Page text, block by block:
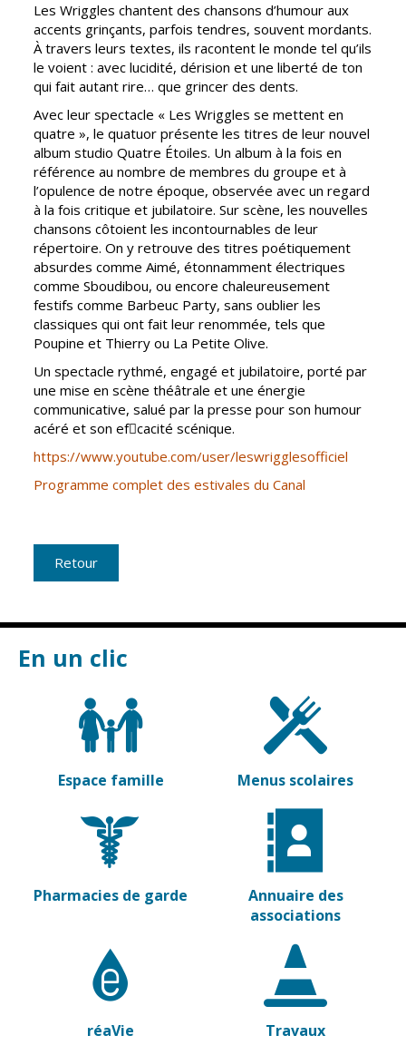
Fil de l'info
Point
information
jeunesse
Restauration
municipale
Santé et
solidarité
CCAS
Conseil
d'administration
Accueil de jour
L'EHPAD
Autonomie
seniors
Santé
Centre de
Contrat local
de santé
de soins
Pharmacies de
Culture et
Sport
Culture
Espace
Maurice
Rollinat
Théâtre Mac-
Nab / La
Décale
Conservatoire
Ateliers arts
vendredi
Sports
Piscine Charles
Équipements
sportifs
Associations
Annuaire des
associations
Démarches
des
associations
Les Wriggles chantent des chansons d’humour aux
accents grinçants, parfois tendres, souvent mordants.
À travers leurs textes, ils racontent le monde tel qu’ils
le voient : avec lucidité, dérision et une liberté de ton
qui fait autant rire… que grincer des dents.
Avec leur spectacle « Les Wriggles se mettent en
quatre », le quatuor présente les titres de leur nouvel
album studio Quatre Étoiles. Un album à la fois en
référence au nombre de membres du groupe et à
l’opulence de notre époque, observée avec un regard
à la fois critique et jubilatoire. Sur scène, les nouvelles
chansons côtoient les incontournables de leur
répertoire. On y retrouve des titres poétiquement
absurdes comme Aimé, étonnamment électriques
comme Sboudibou, ou encore chaleureusement
festifs comme Barbeuc Party, sans oublier les
classiques qui ont fait leur renommée, tels que
Poupine et Thierry ou La Petite Olive.
Un spectacle rythmé, engagé et jubilatoire, porté par
une mise en scène théâtrale et une énergie
communicative, salué par la presse pour son humour
acéré et son efcacité scénique.
https://www.youtube.com/user/leswrigglesofficiel
Programme complet des estivales du Canal
Retour
En un clic
Espace famille Menus scolaires
Pharmacies de garde
Annuaire des
associations
réaVie Travaux